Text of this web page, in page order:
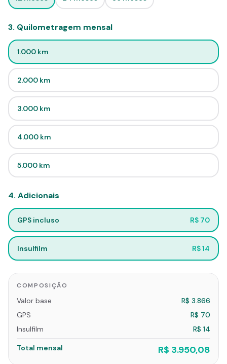
3. Quilometragem mensal
1.000 km
2.000 km
3.000 km
4.000 km
5.000 km
4. Adicionais
GPS incluso R$ 70
Insulfilm R$ 14
COMPOSIÇÃO
Valor base
R$ 3.866
GPS
R$ 70
Insulfilm
R$ 14
Total mensal R$ 3.950,08